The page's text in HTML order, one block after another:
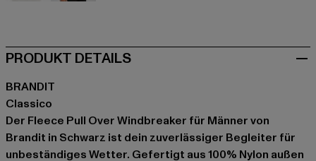
PRODUKT DETAILS
BRANDIT
Classico
Der Fleece Pull Over Windbreaker für Männer von
Brandit in Schwarz ist dein zuverlässiger Begleiter für
unbeständiges Wetter. Gefertigt aus 100% Nylon außen